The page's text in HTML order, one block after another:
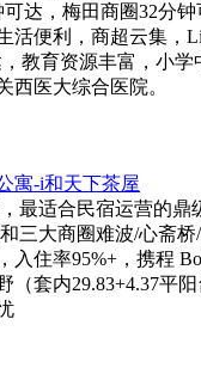
达，梅田商圈32分
活便利，商超云集，
教育资源丰富，小学
西医大综合医院。
寓-i和天下茶屋
最适合民宿运营的鼎
三大商圈难波/心斋桥
入住率95%+，携程
（套内29.83+4.37平